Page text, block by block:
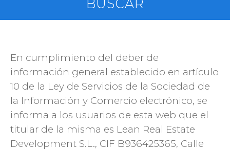
BUSCAR
En cumplimiento del deber de
información general establecido en artículo
10 de la Ley de Servicios de la Sociedad de
la Información y Comercio electrónico, se
informa a los usuarios de esta web que el
titular de la misma es Lean Real Estate
Development S.L., CIF B936425365, Calle